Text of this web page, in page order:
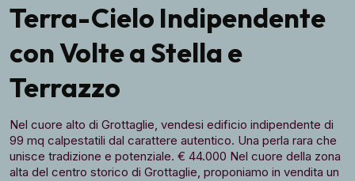
Terra-Cielo Indipendente
con Volte a Stella e
Terrazzo
Nel cuore alto di Grottaglie, vendesi edificio indipendente di
99 mq calpestatili dal carattere autentico. Una perla rara che
unisce tradizione e potenziale. € 44.000 Nel cuore della zona
alta del centro storico di Grottaglie, proponiamo in vendita un